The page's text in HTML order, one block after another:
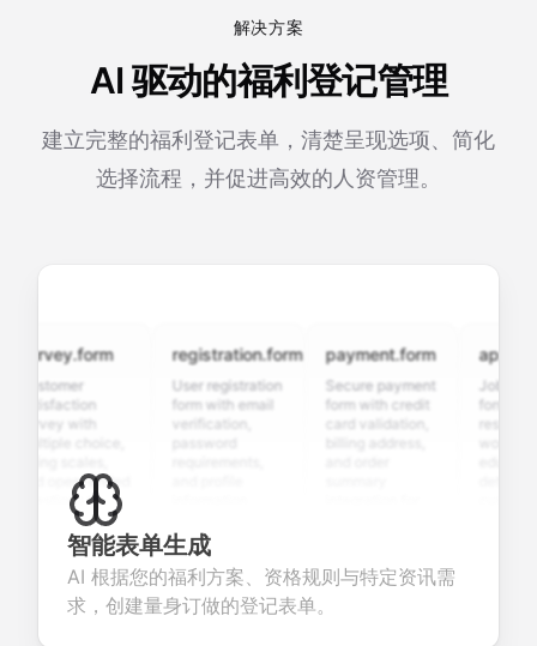
解决方案
AI 驱动的福利登记管理
建立完整的福利登记表单，清楚呈现选项、简化
选择流程，并促进高效的人资管理。
with
open-ended
to
valuable
about
products or
registration.form
User registration
form with email
verification,
seamless
account
creation.
payment.form
Secure payment
form with credit
card validation,
Job
form with
resume
candidate
智能表单生成
AI 根据您的福利方案、资格规则与特定资讯需
求，创建量身订做的登记表单。